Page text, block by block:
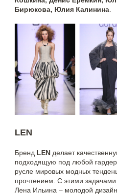
Бирюкова, Юлия Калинина
LEN
Бренд LEN делает
подходящую под любой
русле мировых модных
прочтением. С этими
Лена Ильина – молодой